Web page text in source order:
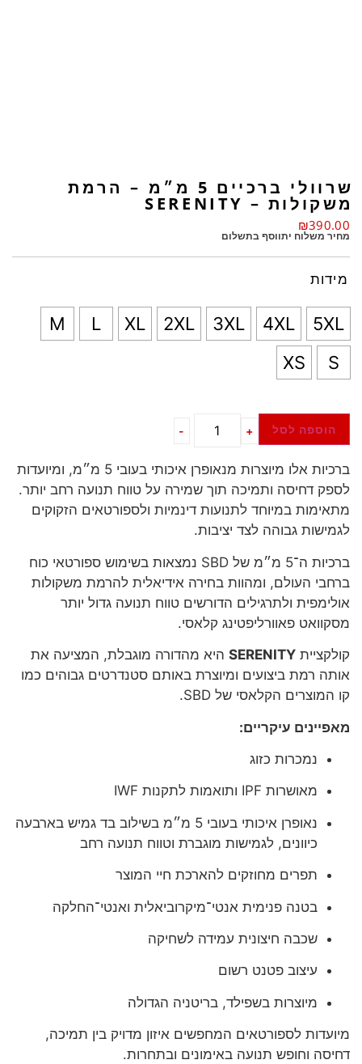
שרוולי ברכיים 5 מ״מ – הרמת
משקולות – SERENITY
₪390.00
מחיר משלוח יתווסף בתשלום
מידות
5XL
4XL
3XL
2XL
XL
L
M
S
XS
+
- הוספה לסל
ברכיות אלו מיוצרות מנאופרן איכותי בעובי 5 מ״מ, ומיועדות
לספק דחיסה ותמיכה תוך שמירה על טווח תנועה רחב יותר.
מתאימות במיוחד לתנועות דינמיות ולספורטאים הזקוקים
לגמישות גבוהה לצד יציבות.
ברכיות ה־5 מ״מ של SBD נמצאות בשימוש ספורטאי כוח
ברחבי העולם, ומהוות בחירה אידיאלית להרמת משקולות
אולימפית ולתרגילים הדורשים טווח תנועה גדול יותר
מסקוואט פאוורליפטינג קלאסי.
קולקציית SERENITY היא מהדורה מוגבלת, המציעה את
אותה רמת ביצועים ומיוצרת באותם סטנדרטים גבוהים כמו
קו המוצרים הקלאסי של SBD.
מאפיינים עיקריים:
נמכרות כזוג
מאושרות IPF ותואמות לתקנות IWF
נאופרן איכותי בעובי 5 מ״מ בשילוב בד גמיש בארבעה
כיוונים, לגמישות מוגברת וטווח תנועה רחב
תפרים מחוזקים להארכת חיי המוצר
בטנה פנימית אנטי־מיקרוביאלית ואנטי־החלקה
שכבה חיצונית עמידה לשחיקה
עיצוב פטנט רשום
מיוצרות בשפילד, בריטניה הגדולה
מיועדות לספורטאים המחפשים איזון מדויק בין תמיכה,
דחיסה וחופש תנועה באימונים ובתחרות.